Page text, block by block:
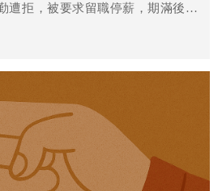
遭拒，被要求留職停薪，期滿後復
，華航請張女留職停薪，應為當時